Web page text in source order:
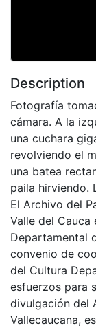
Description
Fotografía
cámara. A la
una cuchara
revolviendo el
una batea
paila hirviendo.
El Archivo del
Valle del Cauca
Departamental
convenio de
del Cultura
esfuerzos para
divulgación del
Vallecaucana,